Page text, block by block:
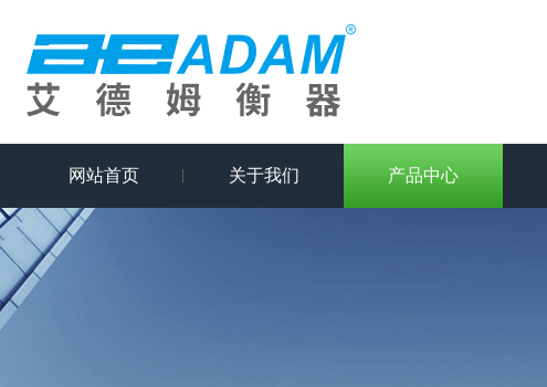
网站首页 关于我们 产品中心